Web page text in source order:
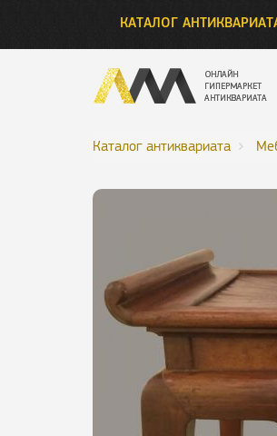
КАТАЛОГ
Каталог антиквариата